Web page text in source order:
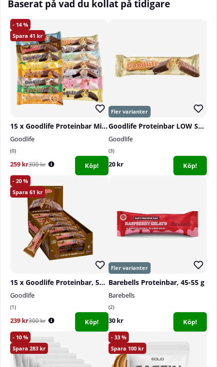
Baserat på vad du kollat på tidigare
14
41
15 x Goodlife Proteinbar Mixlåda, 50 g
Goodlife
0
259 kr300 kr Köp!
Goodlife Proteinbar LOW SUGAR, 50 g
Goodlife
3
20 kr Köp!
20
61
15 x Goodlife Proteinbar, 50 g (Chocolate Fantasy)
Goodlife
1
239 kr300 kr Köp!
Barebells Proteinbar, 45-55 g
Barebells
2
30 kr Köp!
10
283
33
100